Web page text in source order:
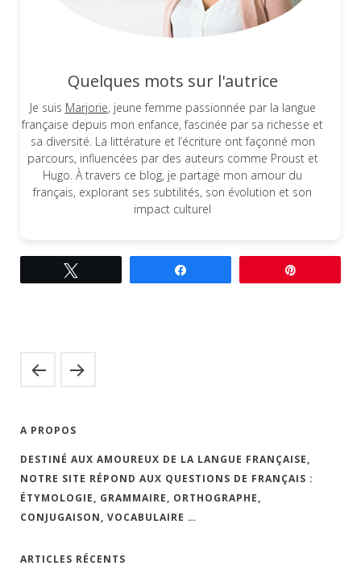
Quelques mots sur l'autrice
Je suis Marjorie, jeune femme passionnée par la langue
française depuis mon enfance, fascinée par sa richesse et
sa diversité. La littérature et l’écriture ont façonné mon
parcours, influencées par des auteurs comme Proust et
Hugo. À travers ce blog, je partage mon amour du
français, explorant ses subtilités, son évolution et son
impact culturel
A PROPOS
DESTINÉ AUX AMOUREUX DE LA LANGUE FRANÇAISE,
NOTRE SITE RÉPOND AUX QUESTIONS DE FRANÇAIS :
ÉTYMOLOGIE, GRAMMAIRE, ORTHOGRAPHE,
CONJUGAISON, VOCABULAIRE …
ARTICLES RÉCENTS